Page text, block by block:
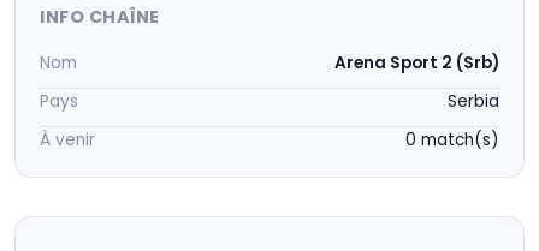
INFO CHAÎNE
Nom
Arena Sport 2 (Srb)
Pays
Serbia
À venir
0 match(s)